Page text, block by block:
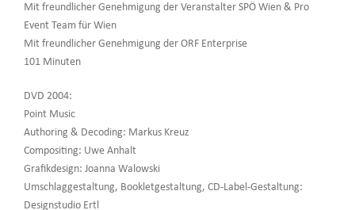
Mit freundlicher Genehmigung der Veranstalter SPÖ Wien & Pro
Event Team für Wien
Mit freundlicher Genehmigung der ORF Enterprise
101 Minuten
DVD 2004:
Point Music
Authoring & Decoding: Markus Kreuz
Compositing: Uwe Anhalt
Grafikdesign: Joanna Walowski
Umschlaggestaltung, Bookletgestaltung, CD-Label-Gestaltung:
Designstudio Ertl